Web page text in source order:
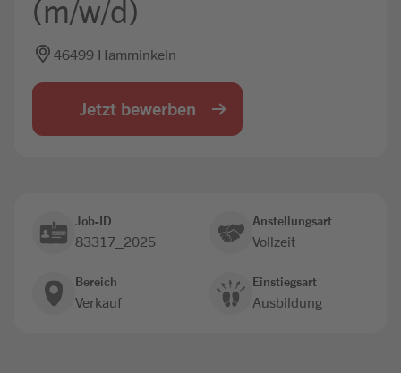
(m/w/d)
46499 Hamminkeln
Jetzt bewerben
Job-ID
83317_2025
Anstellungsart
Vollzeit
Bereich
Verkauf
Einstiegsart
Ausbildung